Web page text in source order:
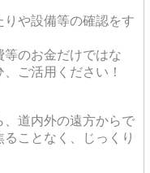
や設備等の確認をす
のお金だけではな
ご活用ください！
道内外の遠方からで
ことなく、じっくり